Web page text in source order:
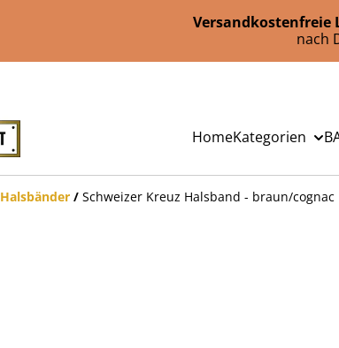
Versandkostenfreie
nach
HomeKategorien
Halsbänder / Schweizer Kreuz Halsband - braun/cognac